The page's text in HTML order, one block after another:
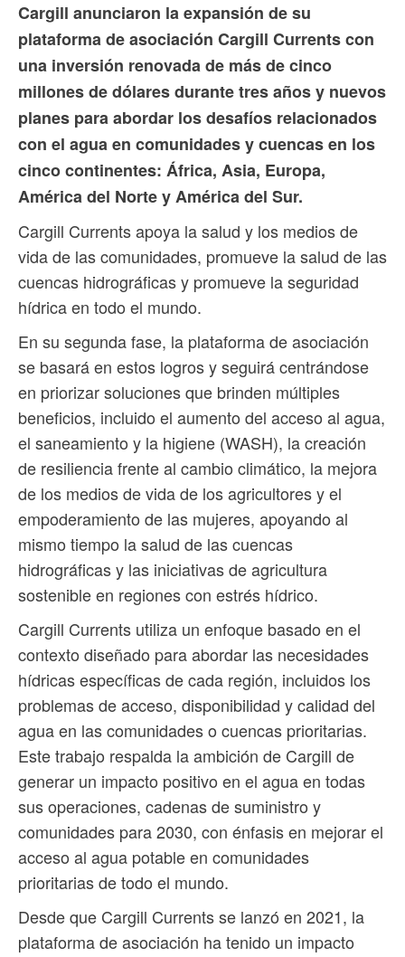
Cargill anunciaron la expansión de su
plataforma de asociación Cargill Currents con
una inversión renovada de más de cinco
millones de dólares durante tres años y nuevos
planes para abordar los desafíos relacionados
con el agua en comunidades y cuencas en los
cinco continentes: África, Asia, Europa,
América del Norte y América del Sur.
Cargill Currents apoya la salud y los medios de
vida de las comunidades, promueve la salud de las
cuencas hidrográficas y promueve la seguridad
hídrica en todo el mundo.
En su segunda fase, la plataforma de asociación
se basará en estos logros y seguirá centrándose
en priorizar soluciones que brinden múltiples
beneficios, incluido el aumento del acceso al agua,
el saneamiento y la higiene (WASH), la creación
de resiliencia frente al cambio climático, la mejora
de los medios de vida de los agricultores y el
empoderamiento de las mujeres, apoyando al
mismo tiempo la salud de las cuencas
hidrográficas y las iniciativas de agricultura
sostenible en regiones con estrés hídrico.
Cargill Currents utiliza un enfoque basado en el
contexto diseñado para abordar las necesidades
hídricas específicas de cada región, incluidos los
problemas de acceso, disponibilidad y calidad del
agua en las comunidades o cuencas prioritarias.
Este trabajo respalda la ambición de Cargill de
generar un impacto positivo en el agua en todas
sus operaciones, cadenas de suministro y
comunidades para 2030, con énfasis en mejorar el
acceso al agua potable en comunidades
prioritarias de todo el mundo.
Desde que Cargill Currents se lanzó en 2021, la
plataforma de asociación ha tenido un impacto